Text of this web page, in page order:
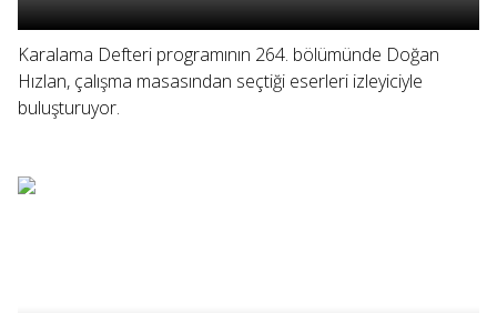
Karalama Defteri programının 264. bölümünde Doğan
Hızlan, çalışma masasından seçtiği eserleri izleyiciyle
buluşturuyor.